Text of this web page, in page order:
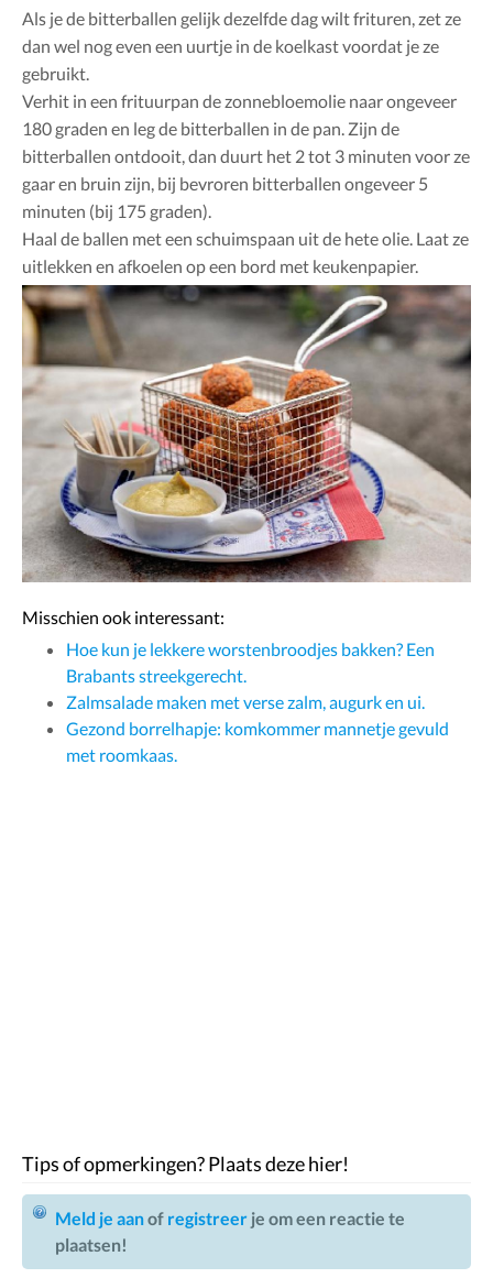
Als je de bitterballen gelijk dezelfde dag wilt frituren, zet ze
dan wel nog even een uurtje in de koelkast voordat je ze
gebruikt.
Verhit in een frituurpan de zonnebloemolie naar ongeveer
180 graden en leg de bitterballen in de pan. Zijn de
bitterballen ontdooit, dan duurt het 2 tot 3 minuten voor ze
gaar en bruin zijn, bij bevroren bitterballen ongeveer 5
minuten (bij 175 graden).
Haal de ballen met een schuimspaan uit de hete olie. Laat ze
uitlekken en afkoelen op een bord met keukenpapier.
Misschien ook interessant:
Hoe kun je lekkere worstenbroodjes bakken? Een
Brabants streekgerecht.
Zalmsalade maken met verse zalm, augurk en ui.
Gezond borrelhapje: komkommer mannetje gevuld
met roomkaas.
Tips of opmerkingen? Plaats deze hier!
Meld je aanof registreer je om een reactie te
plaatsen!